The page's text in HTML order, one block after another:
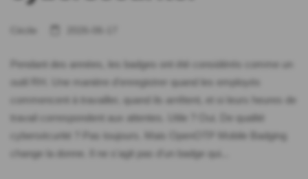
Pendant des années, les badges ont été considérés comme un
outil RH. Une manière d'enregistrer quand les employés
commencent à travailler, quand ils arrêtent, et si leurs heures de
travail correspondent aux attentes. Utile ? Oui. De qualité
cybersécurité ? Pas toujours. Mais OpenOTP Mobile Badging
change la donne. Il ne s'agit pas d'un badge qui...